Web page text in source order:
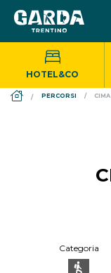
HOTEL&CO
DS_BREADCRUMB.HOME
PERCORSI
Categoria